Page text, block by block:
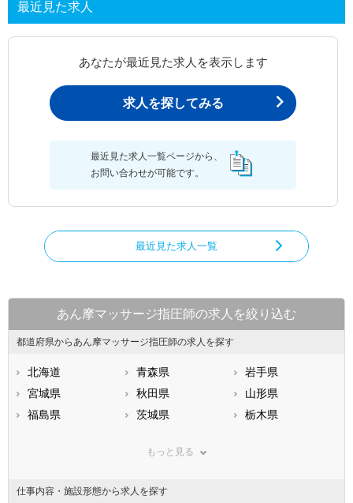
最近見た求人
あなたが最近見た求人を表示します
求人を探してみる
最近見た求人一覧ページから、
お問い合わせが可能です。
最近見た求人一覧
あん摩マッサージ指圧師の求人を絞り込む
都道府県からあん摩マッサージ指圧師の求人を探す
北海道 青森県
岩手県
宮城県
秋田県
山形県
福島県
茨城県
栃木県
神奈川県
石川県
福井県
もっと見る
仕事内容・施設形態から求人を探す